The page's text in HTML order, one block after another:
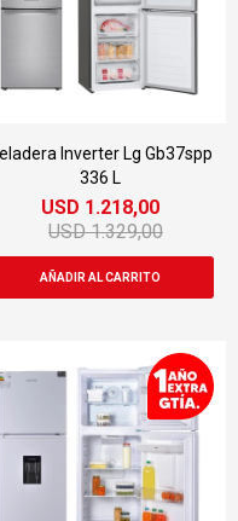
Inverter Lg Gb37spp
336 L
USD 1.218,00
USD 1.329,00